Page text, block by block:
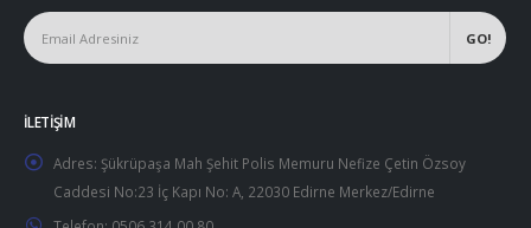
İLETIŞIM
Adres: Şükrüpaşa Mah Şehit Polis Memuru Nefize Çetin Özsoy
Caddesi No:23 İç Kapı No: A, 22030 Edirne Merkez/Edirne